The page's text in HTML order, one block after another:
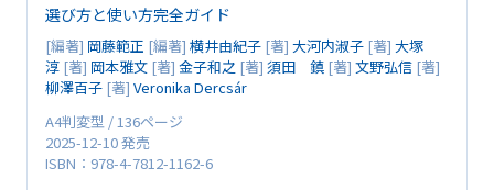
選び方と使い方完全ガイド
[編著] 岡藤範正 [編著] 横井由紀子 [著] 大河内淑子 [著] 大塚
淳 [著] 岡本雅文 [著] 金子和之 [著] 須田 鎮 [著] 文野弘信 [著]
柳澤百子 [著] Veronika Dercsár
A4判変型 / 136ページ
2025-12-10 発売
ISBN：978-4-7812-1162-6